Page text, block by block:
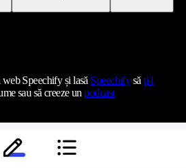
Speechify și lasă Speechifysăți-l
sau să creeze unpodcast